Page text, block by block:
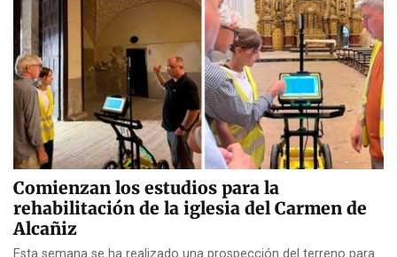
Comienzan los estudios para la
rehabilitación de la iglesia del Carmen de
Alcañiz
Esta semana se ha realizado una prospección del terreno para